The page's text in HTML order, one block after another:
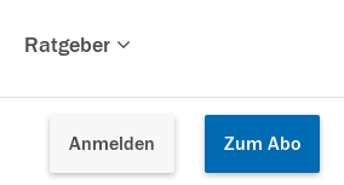
Ratgeber
Anmelden Zum Abo